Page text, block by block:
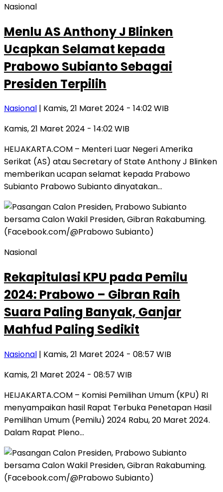
Nasional
Menlu AS Anthony J Blinken
Ucapkan Selamat kepada
Prabowo Subianto Sebagai
Presiden Terpilih
Nasional | Kamis, 21 Maret 2024 - 14:02 WIB
Kamis, 21 Maret 2024 - 14:02 WIB
HEIJAKARTA.COM – Menteri Luar Negeri Amerika
Serikat (AS) atau Secretary of State Anthony J Blinken
memberikan ucapan selamat kepada Prabowo
Subianto Prabowo Subianto dinyatakan…
Nasional
Rekapitulasi KPU pada Pemilu
2024: Prabowo – Gibran Raih
Suara Paling Banyak, Ganjar
Mahfud Paling Sedikit
Nasional | Kamis, 21 Maret 2024 - 08:57 WIB
Kamis, 21 Maret 2024 - 08:57 WIB
HEIJAKARTA.COM – Komisi Pemilihan Umum (KPU) RI
menyampaikan hasil Rapat Terbuka Penetapan Hasil
Pemilihan Umum (Pemilu) 2024 Rabu, 20 Maret 2024.
Dalam Rapat Pleno…